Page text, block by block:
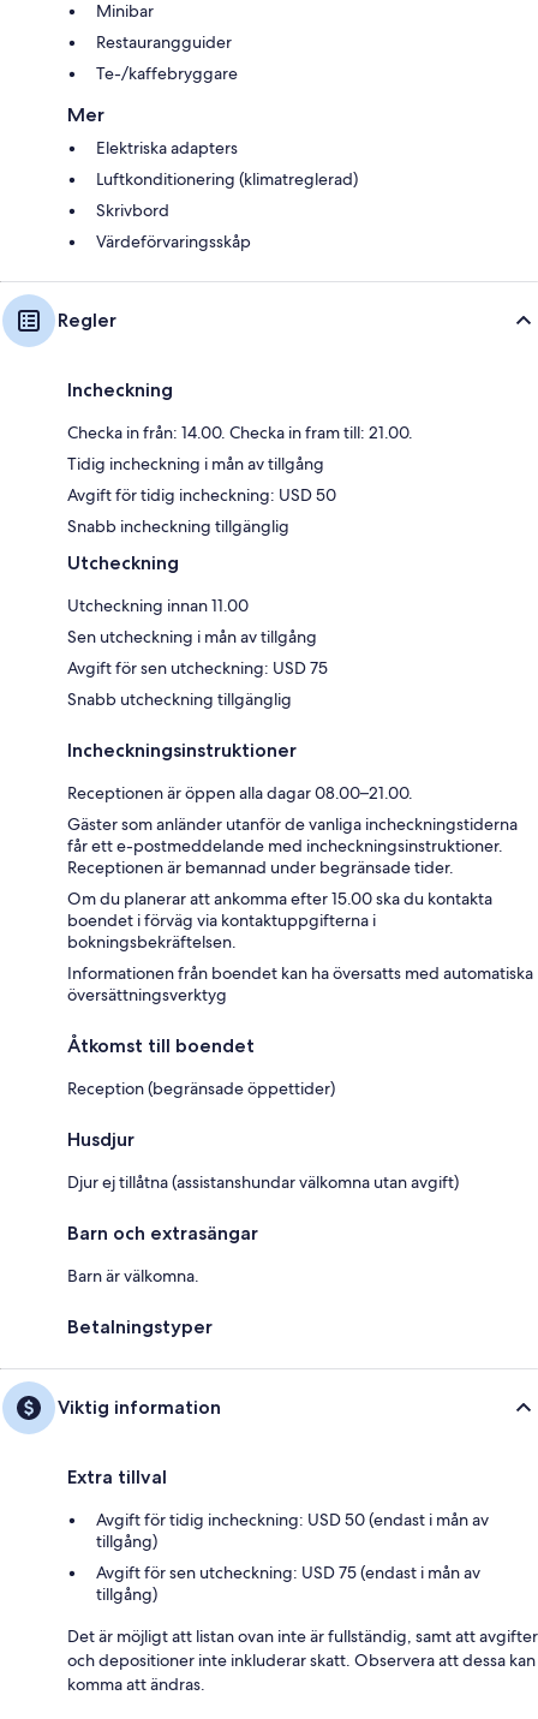
Minibar
Restaurangguider
Te-/kaffebryggare
Mer
Elektriska adapters
Luftkonditionering (klimatreglerad)
Skrivbord
Värdeförvaringsskåp
Regler
Incheckning
Checka in från: 14.00. Checka in fram till: 21.00.
Tidig incheckning i mån av tillgång
Avgift för tidig incheckning: USD 50
Snabb incheckning tillgänglig
Utcheckning
Utcheckning innan 11.00
Sen utcheckning i mån av tillgång
Avgift för sen utcheckning: USD 75
Snabb utcheckning tillgänglig
Incheckningsinstruktioner
Receptionen är öppen alla dagar 08.00–21.00.
Gäster som anländer utanför de vanliga incheckningstiderna
får ett e-postmeddelande med incheckningsinstruktioner.
Receptionen är bemannad under begränsade tider.
Om du planerar att ankomma efter 15.00 ska du kontakta
boendet i förväg via kontaktuppgifterna i
bokningsbekräftelsen.
Informationen från boendet kan ha översatts med automatiska
översättningsverktyg
Åtkomst till boendet
Reception (begränsade öppettider)
Husdjur
Djur ej tillåtna (assistanshundar välkomna utan avgift)
Barn och extrasängar
Barn är välkomna.
Betalningstyper
Viktig information
Extra tillval
Avgift för tidig incheckning: USD 50 (endast i mån av
tillgång)
Avgift för sen utcheckning: USD 75 (endast i mån av
tillgång)
Det är möjligt att listan ovan inte är fullständig, samt att avgifter
och depositioner inte inkluderar skatt. Observera att dessa kan
komma att ändras.